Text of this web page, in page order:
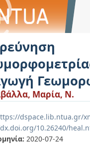
Μαρία, Ν.
dspace.lib.ntua.gr/
10.26240/
2020-07-24